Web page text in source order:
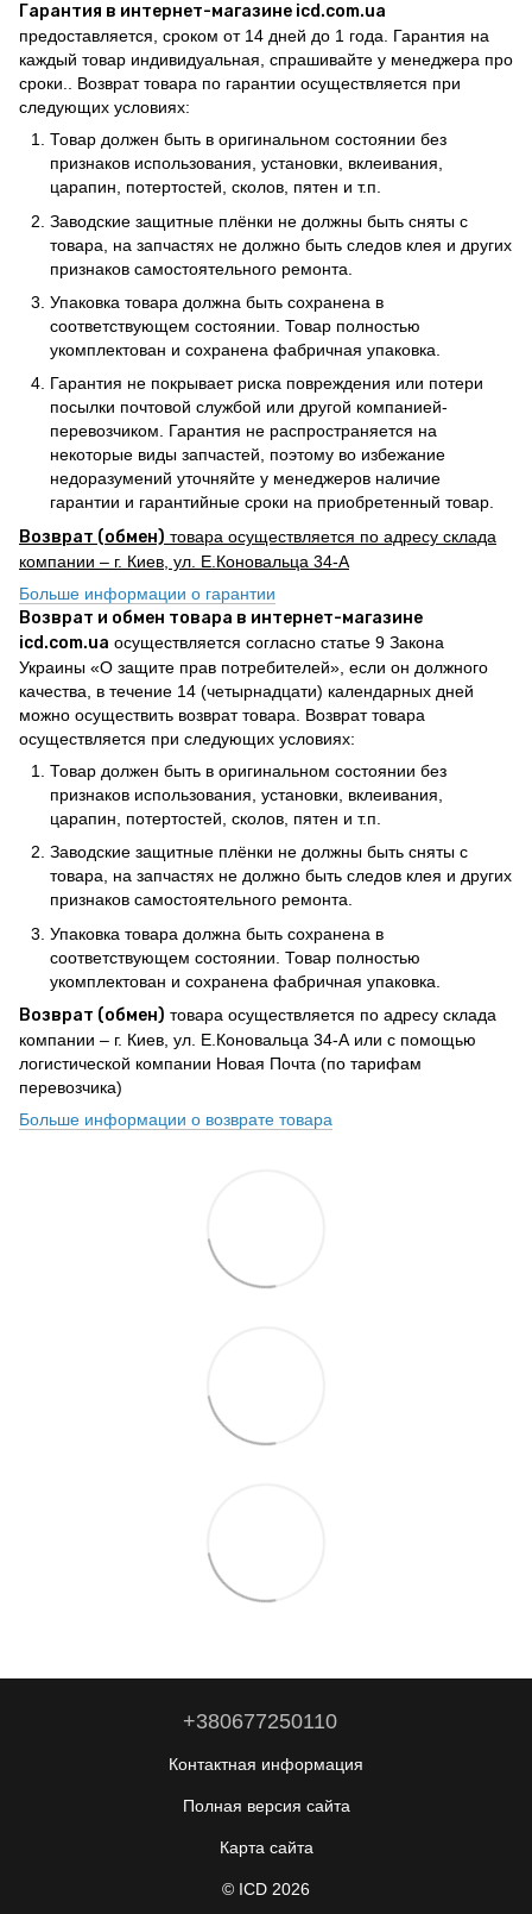
Гарантия в интернет-магазине icd.com.ua
предоставляется, сроком от 14 дней до 1 года. Гарантия на
каждый товар индивидуальная, спрашивайте у менеджера про
сроки.. Возврат товара по гарантии осуществляется при
следующих условиях:
Товар должен быть в оригинальном состоянии без
признаков использования, установки, вклеивания,
царапин, потертостей, сколов, пятен и т.п.
Заводские защитные плёнки не должны быть сняты с
товара, на запчастях не должно быть следов клея и других
признаков самостоятельного ремонта.
Упаковка товара должна быть сохранена в
соответствующем состоянии. Товар полностью
укомплектован и сохранена фабричная упаковка.
Гарантия не покрывает риска повреждения или потери
посылки почтовой службой или другой компанией-
перевозчиком. Гарантия не распространяется на
некоторые виды запчастей, поэтому во избежание
недоразумений уточняйте у менеджеров наличие
гарантии и гарантийные сроки на приобретенный товар.
Возврат (обмен) товара осуществляется по адресу склада
компании – г. Киев, ул. Е.Коновальца 34-А
Больше информации о гарантии
Возврат и обмен товара в интернет-магазине
icd.com.ua осуществляется согласно статье 9 Закона
Украины «О защите прав потребителей», если он должного
качества, в течение 14 (четырнадцати) календарных дней
можно осуществить возврат товара. Возврат товара
осуществляется при следующих условиях:
Товар должен быть в оригинальном состоянии без
признаков использования, установки, вклеивания,
царапин, потертостей, сколов, пятен и т.п.
Заводские защитные плёнки не должны быть сняты с
товара, на запчастях не должно быть следов клея и других
признаков самостоятельного ремонта.
Упаковка товара должна быть сохранена в
соответствующем состоянии. Товар полностью
укомплектован и сохранена фабричная упаковка.
Возврат (обмен) товара осуществляется по адресу склада
компании – г. Киев, ул. Е.Коновальца 34-А или с помощью
логистической компании Новая Почта (по тарифам
перевозчика)
Больше информации о возврате товара
+380677250110
Контактная информация
Полная версия сайта
Карта сайта
© ICD 2026